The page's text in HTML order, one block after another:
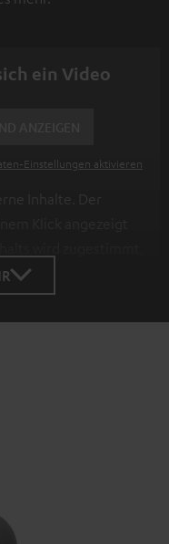
ein Video
aktivieren
Inhalte. Der
Dabei können
sind in der